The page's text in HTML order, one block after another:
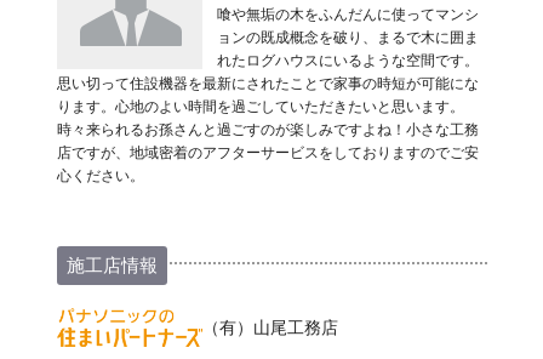
喰や無垢の木をふんだんに使ってマンシ
ョンの既成概念を破り、まるで木に囲ま
れたログハウスにいるような空間です。
思い切って住設機器を最新にされたことで家事の時短が可能にな
ります。心地のよい時間を過ごしていただきたいと思います。
時々来られるお孫さんと過ごすのが楽しみですよね！小さな工務
店ですが、地域密着のアフターサービスをしておりますのでご安
心ください。
施工店情報
（有）山尾工務店